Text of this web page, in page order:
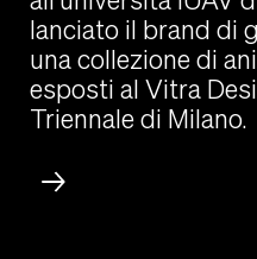
lanciato il brand di
una collezione di
esposti al Vitra
Triennale di Milano.